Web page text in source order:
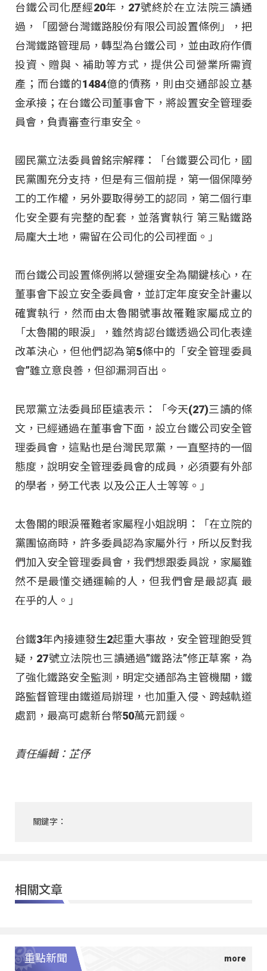
台鐵公司化歷經20年，27號終於在立法院三讀通
過，「國營台灣鐵路股份有限公司設置條例」，把
台灣鐵路管理局，轉型為台鐵公司，並由政府作價
投資、贈與、補助等方式，提供公司營業所需資
產；而台鐵的1484億的債務，則由交通部設立基
金承接；在台鐵公司董事會下，將設置安全管理委
員會，負責審查行車安全。
國民黨立法委員曾銘宗解釋：「台鐵要公司化，國
民黨團充分支持，但是有三個前提，第一個保障勞
工的工作權，另外要取得勞工的認同，第二個行車
化安全要有完整的配套，並落實執行 第三點鐵路
局龐大土地，需留在公司化的公司裡面。」
而台鐵公司設置條例將以營運安全為關鍵核心，在
董事會下設立安全委員會，並訂定年度安全計畫以
確實執行，然而由太魯閣號事故罹難家屬成立的
「太魯閣的眼淚」，雖然肯認台鐵透過公司化表達
改革決心，但他們認為第5條中的「安全管理委員
會”雖立意良善，但卻漏洞百出。
民眾黨立法委員邱臣遠表示：「今天(27)三讀的條
文，已經通過在董事會下面，設立台鐵公司安全管
理委員會，這點也是台灣民眾黨，一直堅持的一個
態度，說明安全管理委員會的成員，必須要有外部
的學者，勞工代表 以及公正人士等等。」
太魯閣的眼淚罹難者家屬程小姐說明：「在立院的
黨團協商時，許多委員認為家屬外行，所以反對我
們加入安全管理委員會，我們想跟委員說，家屬雖
然不是最懂交通運輸的人，但我們會是最認真 最
在乎的人。」
台鐵3年內接連發生2起重大事故，安全管理飽受質
疑，27號立法院也三讀通過”鐵路法”修正草案，為
了強化鐵路安全監測，明定交通部為主管機關，鐵
路監督管理由鐵道局辦理，也加重入侵、跨越軌道
處罰，最高可處新台幣50萬元罰鍰。
責任編輯：芷伃
關鍵字：
相關文章
重點新聞